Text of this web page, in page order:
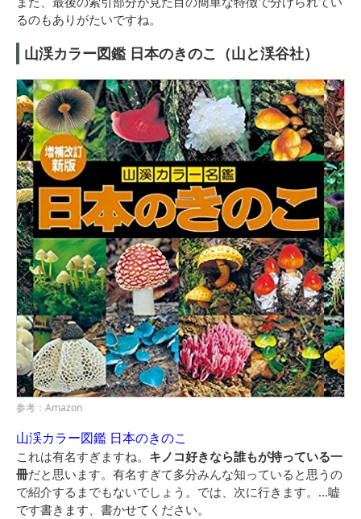
るのもありがたいですね。
山渓カラー図鑑 日本のきのこ（山と渓谷社）
参考：Amazon
山渓カラー図鑑 日本のきのこ
これは有名すぎますね。 キノコ好きなら誰もが持っている一
冊だと思います。有名すぎて多分みんな知っていると思うの
で紹介するまでもないでしょう。では、次に行きます。…嘘
です書きます、書かせてください。